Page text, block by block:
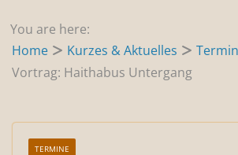
You are here:
Home
Kurzes & Aktuelles
Vortrag: Haithabus Untergang
TERMINE